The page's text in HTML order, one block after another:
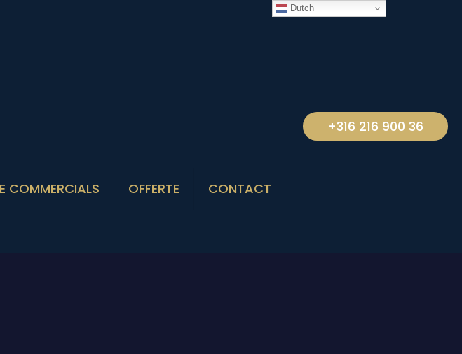
COMMERCIALS OFFERTE CONTACT
+316 216 900 36
Dutch